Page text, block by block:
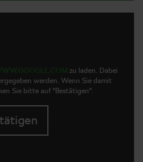
zu laden. Dabei
werden. Wenn Sie damit
Sie bitte auf "Bestätigen".